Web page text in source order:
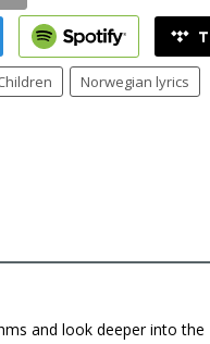
Norwegian lyrics
and look deeper into the